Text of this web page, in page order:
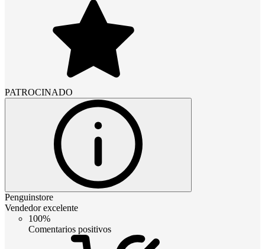
PATROCINADO
Penguinstore
Vendedor excelente
100%
Comentarios positivos